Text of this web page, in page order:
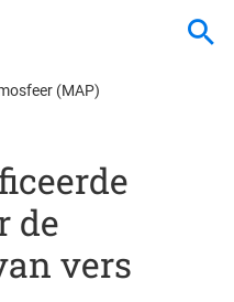
(MAP)
de
vers